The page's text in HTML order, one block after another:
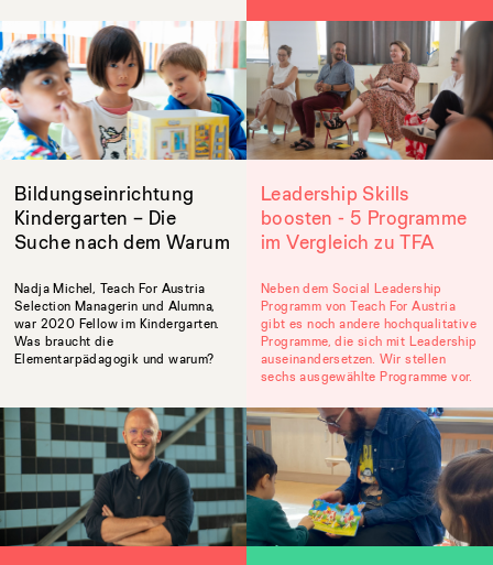
Bildungseinrichtung
Kindergarten – Die
Suche nach dem Warum
Nadja Michel, Teach For Austria
Selection Managerin und Alumna,
war 2020 Fellow im Kindergarten.
Was braucht die
Elementarpädagogik und warum?
Leadership Skills
boosten - 5 Programme
im Vergleich zu TFA
Neben dem Social Leadership
Programm von Teach For Austria
gibt es noch andere hochqualitative
Programme, die sich mit Leadership
auseinandersetzen. Wir stellen
sechs ausgewählte Programme vor.